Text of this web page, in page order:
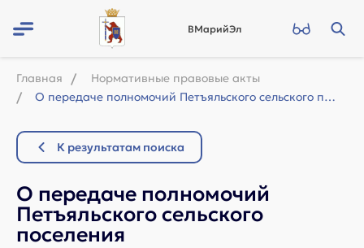
ВМарийЭл
Главная
Нормативные правовые акты
О передаче полномочий Петъяльского сельского поселения
К результатам поиска
О передаче полномочий
Петъяльского сельского
поселения